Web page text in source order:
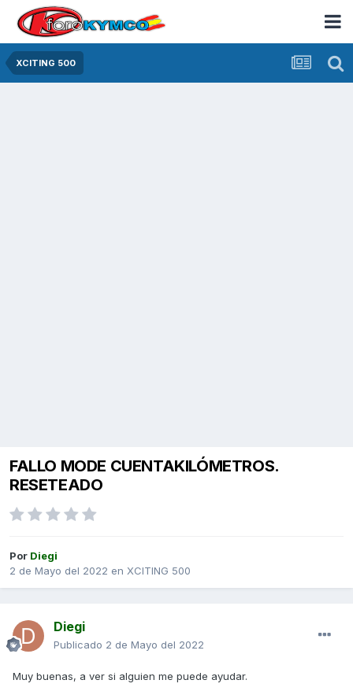
XCITING 500
FALLO MODE CUENTAKILÓMETROS.
RESETEADO
Por Diegi
2 de Mayo del 2022 en XCITING 500
Diegi
Publicado 2 de Mayo del 2022
Muy buenas, a ver si alguien me puede ayudar.